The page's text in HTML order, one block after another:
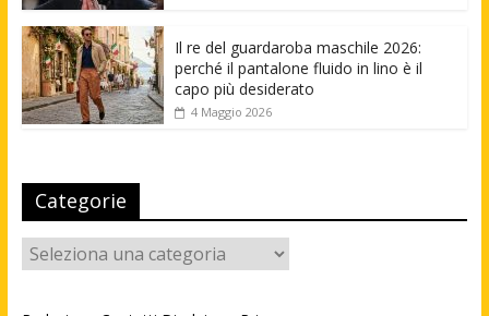
Il re del guardaroba maschile 2026:
perché il pantalone fluido in lino è il
capo più desiderato
4 Maggio 2026
Categorie
Categorie